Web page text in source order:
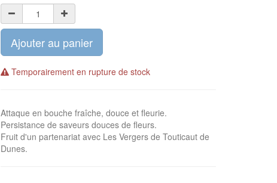
Ajouter au panier
Temporairement en rupture de stock
Attaque en bouche fraîche, douce et fleurie.
Persistance de saveurs douces de fleurs.
Fruit d'un partenariat avec Les Vergers de Touticaut de
Dunes.